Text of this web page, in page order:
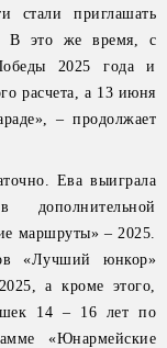
стали приглашать
В это же время, с
2025 года и
расчета, а 13 июня
– продолжает
Ева выиграла
маршруты» – 2025.
«Лучший юнкор»
а кроме этого,
14 – 16 лет по
«Юнармейские